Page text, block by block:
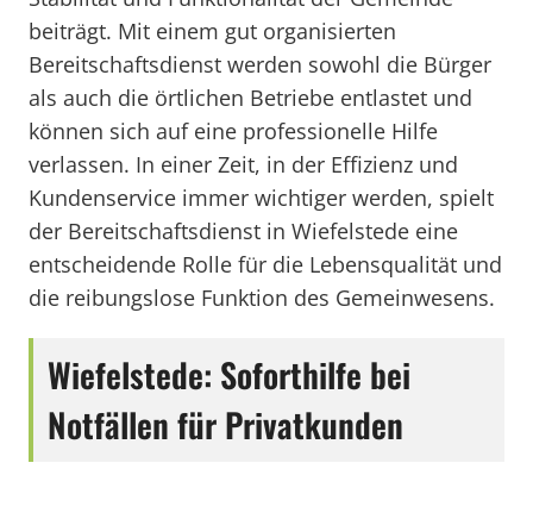
beiträgt. Mit einem gut organisierten
Bereitschaftsdienst werden sowohl die Bürger
als auch die örtlichen Betriebe entlastet und
können sich auf eine professionelle Hilfe
verlassen. In einer Zeit, in der Effizienz und
Kundenservice immer wichtiger werden, spielt
der Bereitschaftsdienst in Wiefelstede eine
entscheidende Rolle für die Lebensqualität und
die reibungslose Funktion des Gemeinwesens.
Wiefelstede: Soforthilfe bei
Notfällen für Privatkunden